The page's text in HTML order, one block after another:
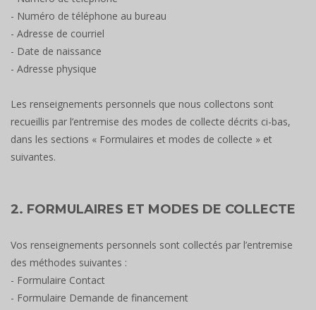
- Numéro de téléphone au bureau
- Adresse de courriel
- Date de naissance
- Adresse physique
Les renseignements personnels que nous collectons sont
recueillis par l’entremise des modes de collecte décrits ci-bas,
dans les sections « Formulaires et modes de collecte » et
suivantes.
2. FORMULAIRES ET MODES DE COLLECTE
Vos renseignements personnels sont collectés par l’entremise
des méthodes suivantes :
- Formulaire Contact
- Formulaire Demande de financement